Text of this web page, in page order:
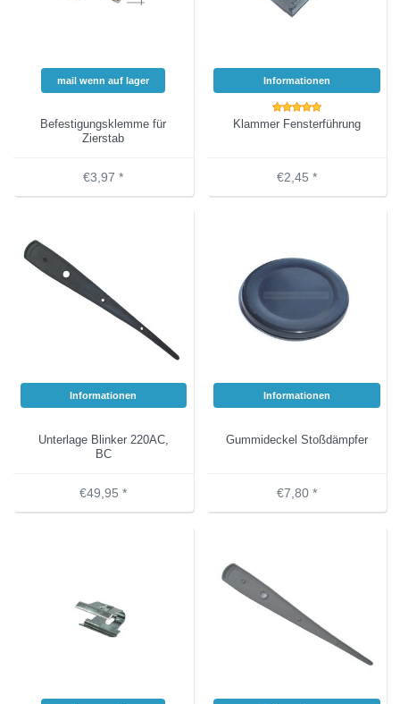
mail wenn auf lager
Befestigungsklemme für
Zierstab
€3,97 *
Informationen
Klammer Fensterführung
€2,45 *
Informationen
Unterlage Blinker 220AC,
BC
€49,95 *
Informationen
Gummideckel Stoßdämpfer
€7,80 *